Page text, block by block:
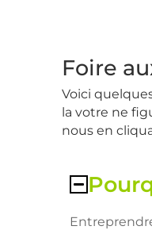
Foire
Voici
la votre ne
nous en